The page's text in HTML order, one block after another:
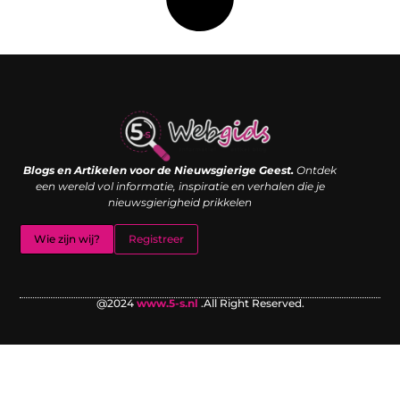
Blogs en Artikelen voor de Nieuwsgierige Geest. Ontdek
een wereld vol informatie, inspiratie en verhalen die je
nieuwsgierigheid prikkelen
Wie zijn wij? Registreer
@2024 www.5-s.nl .All Right Reserved.